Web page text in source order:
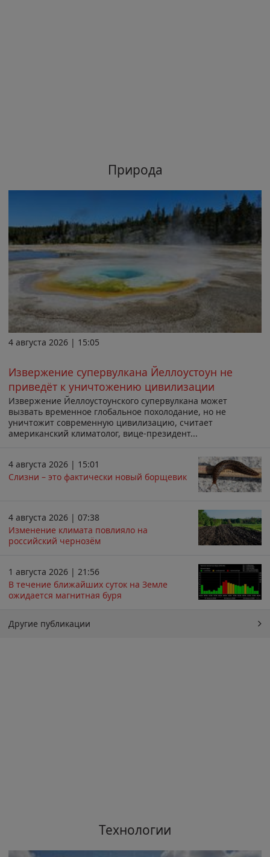
Природа
4 августа 2026 | 15:05
Извержение супервулкана Йеллоустоун не
приведёт к уничтожению цивилизации
Извержение Йеллоустоунского супервулкана может
вызвать временное глобальное похолодание, но не
уничтожит современную цивилизацию, считает
американский климатолог, вице-президент...
4 августа 2026 | 15:01
Слизни – это фактически новый борщевик
4 августа 2026 | 07:38
Изменение климата повлияло на
российский чернозём
1 августа 2026 | 21:56
В течение ближайших суток на Земле
ожидается магнитная буря
Другие публикации
Технологии